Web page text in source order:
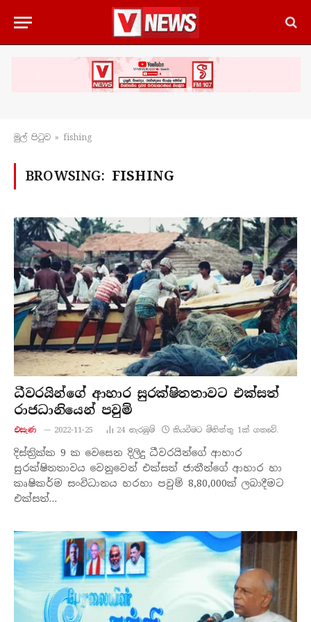
මුල් පිටු​ව » fishing
BROWSING: FISHING
ධීවරයින්ගේ ආහාර සුරක්ෂිතතාවට එක්සත්
රාජධානියෙන් පවුම්
එසැණ 2022-11-25 24 නැරඹු​ම් කියවීමට මිනිත්තු 1ක් ගතවේ.
දිස්ත්‍රික්ක 9 ක වෙසෙන දිලිදු ධීවරයින්ගේ ආහාර
සුරක්ෂිතතාවය වෙනුවෙන් එක්සත් ජාතීන්ගේ ආහාර හා
කෘෂිකර්ම සංවිධානය හරහා පවුම් 8,80,000ක් ලබාදීමට
එක්සත්…